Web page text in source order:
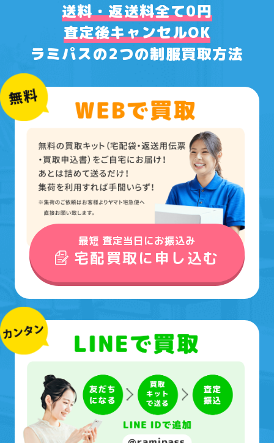
送料・返送料全て0円
査定後キャンセルOK
ラミパスの2つの制服買取方法
最短 査定当日にお振込み
宅配買取に申し込む